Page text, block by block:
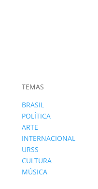
TEMAS
BRASIL
POLÍTICA
ARTE
INTERNACIONAL
URSS
CULTURA
MÚSICA